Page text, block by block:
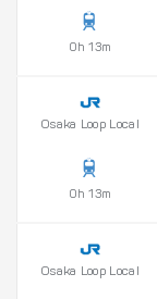
0h 13m
Osaka Loop Local
0h 13m
Osaka Loop Local